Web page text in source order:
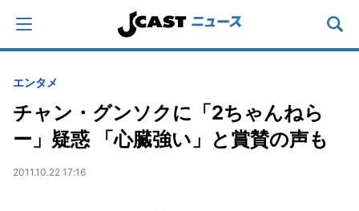
エンタメ
チャン・グンソクに「2ちゃんねら
ー」疑惑 「心臓強い」と賞賛の声も
2011.10.22 17:16